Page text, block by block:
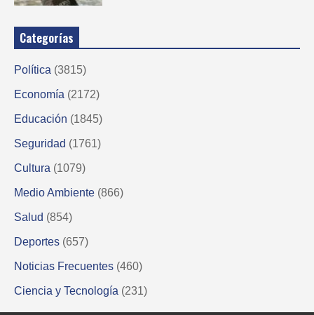
Categorías
Política (3815)
Economía (2172)
Educación (1845)
Seguridad (1761)
Cultura (1079)
Medio Ambiente (866)
Salud (854)
Deportes (657)
Noticias Frecuentes (460)
Ciencia y Tecnología (231)